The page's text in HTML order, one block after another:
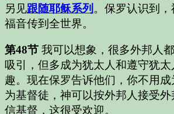
另见跟随耶稣系列 。保罗认识到
福音传到全世界。
第48节 我可以想象，很多外邦人
吸引，但多成为犹太人和遵守犹
趣。现在保罗告诉他们，你不用
为基督徒，神可以按外邦人接受
信基督，这很受欢迎。